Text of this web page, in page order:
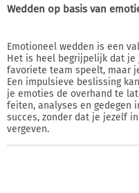
Wedden op basis van
Emotioneel wedden is een
Het is heel begrijpelijk dat je
favoriete team speelt, maar
Een impulsieve beslissing
je emoties de overhand te
feiten, analyses en gedegen
succes, zonder dat je jezelf
vergeven.